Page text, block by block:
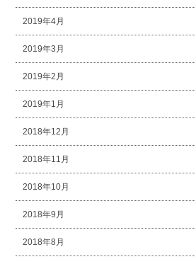
2019年4月
2019年3月
2019年2月
2019年1月
2018年12月
2018年11月
2018年10月
2018年9月
2018年8月